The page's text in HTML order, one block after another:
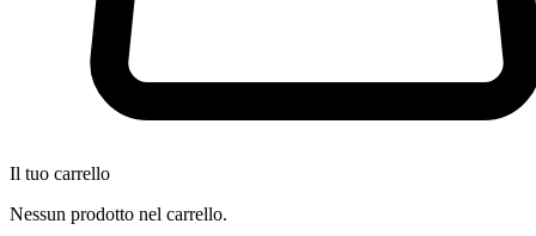
Il tuo carrello
Nessun prodotto nel carrello.